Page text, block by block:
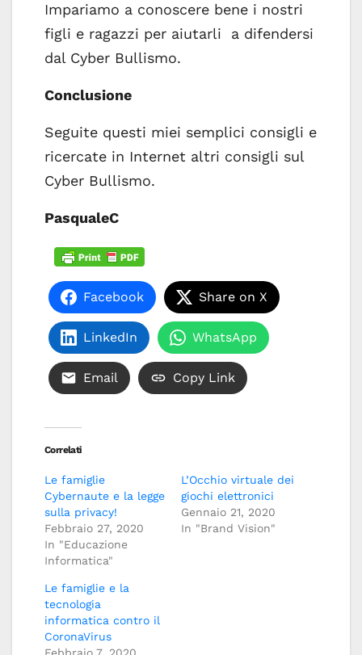
Impariamo a conoscere bene i nostri
figli e ragazzi per aiutarli a difendersi
dal Cyber Bullismo.
Conclusione
Seguite questi miei semplici consigli e
ricercate in Internet altri consigli sul
Cyber Bullismo.
PasqualeC
Facebook Share on X
LinkedIn WhatsApp
Email Copy Link
Correlati
Le famiglie
Cybernaute e la legge
sulla privacy!
Febbraio 27, 2020
In "Educazione
Informatica"
L’Occhio virtuale dei
giochi elettronici
Gennaio 21, 2020
In "Brand Vision"
Le famiglie e la
tecnologia
informatica contro il
CoronaVirus